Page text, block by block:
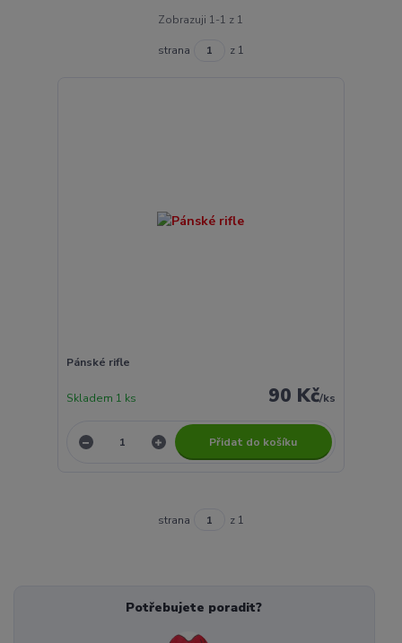
Zobrazuji 1-1 z 1
strana z 1
Pánské rifle
90 Kč/ks
Skladem 1 ks
Přidat do košíku
strana z 1
Potřebujete poradit?